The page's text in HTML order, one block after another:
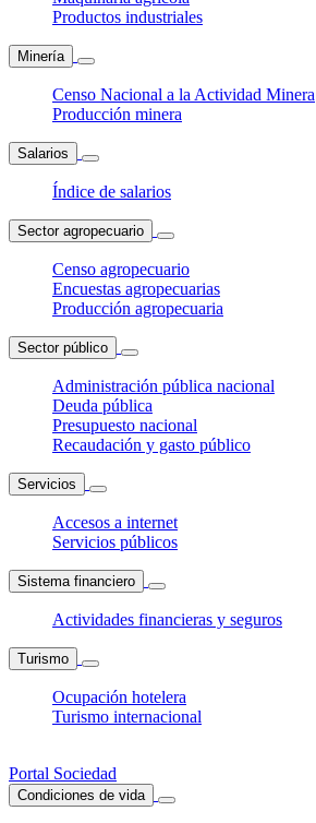
Productos industriales
Minería
Censo Nacional a la Actividad Minera
Producción minera
Salarios
Índice de salarios
Sector agropecuario
Censo agropecuario
Encuestas agropecuarias
Producción agropecuaria
Sector público
Administración pública nacional
Deuda pública
Presupuesto nacional
Recaudación y gasto público
Servicios
Accesos a internet
Servicios públicos
Sistema financiero
Actividades financieras y seguros
Turismo
Ocupación hotelera
Turismo internacional
Portal Sociedad
Condiciones de vida